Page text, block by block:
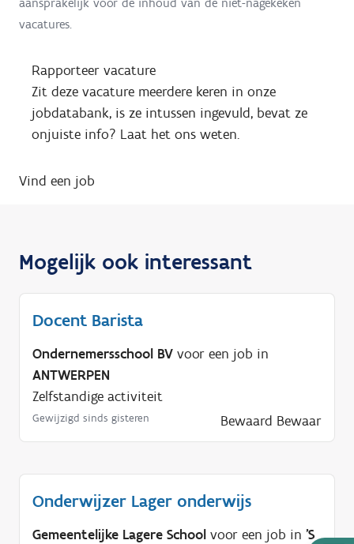
vacatures.
Rapporteer vacature
Zit deze vacature meerdere keren in onze
jobdatabank, is ze intussen ingevuld, bevat ze
onjuiste info? Laat het ons weten.
Vind een job
Mogelijk ook interessant
Docent Barista
Ondernemersschool BV voor een job in
ANTWERPEN
Zelfstandige activiteit
Gewijzigd sinds gisteren Bewaard Bewaar
Onderwijzer Lager onderwijs
Gemeentelijke Lagere School voor een job in 'S